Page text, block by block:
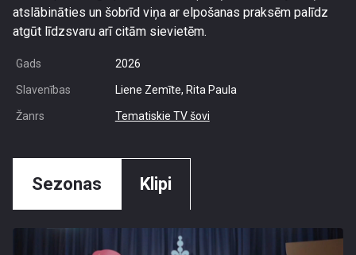
atslābināties un šobrīd viņa ar elpošanas praksēm palīdz
atgūt līdzsvaru arī citām sievietēm.
Gads 2026
Slavenības Liene Zemīte, Rita Paula
Žanrs Tematiskie TV šovi
Sezonas Klipi